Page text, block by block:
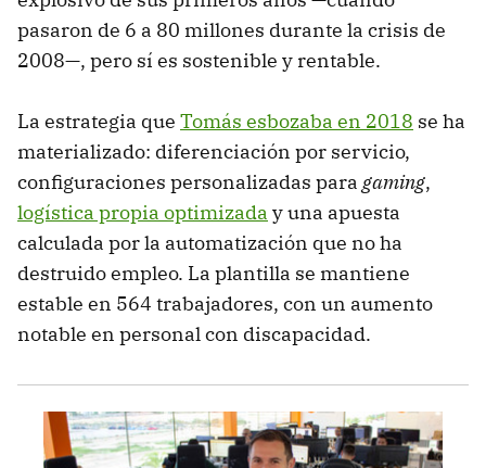
pasaron de 6 a 80 millones durante la crisis de
2008—, pero sí es sostenible y rentable.
La estrategia que Tomás esbozaba en 2018 se ha
materializado: diferenciación por servicio,
configuraciones personalizadas para gaming,
logística propia optimizada y una apuesta
calculada por la automatización que no ha
destruido empleo. La plantilla se mantiene
estable en 564 trabajadores, con un aumento
notable en personal con discapacidad.